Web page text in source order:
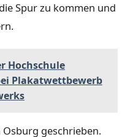
Spur zu kommen und
Hochschule
Plakatwettbewerb
geschrieben.